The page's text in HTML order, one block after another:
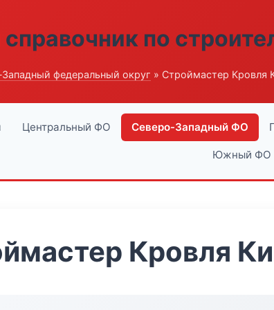
по
федеральный округ » Строймастер Кровля
Центральный ФО Северо-Западный ФО
Южный ФО
Кровля